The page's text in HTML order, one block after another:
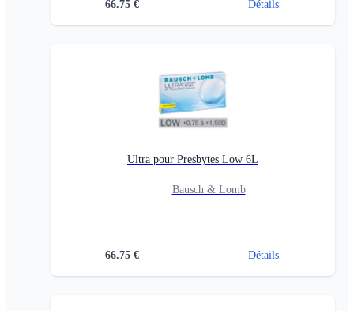
66.75 € Détails
Ultra pour Presbytes Low 6L
Bausch & Lomb
66.75 € Détails